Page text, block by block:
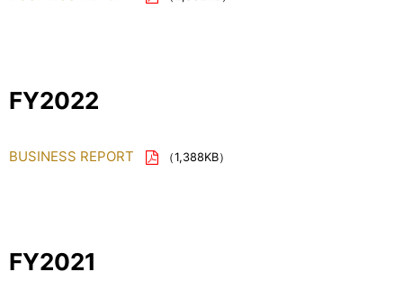
FY2022
BUSINESS REPORT （1,388KB）
FY2021